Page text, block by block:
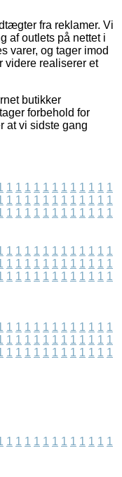
fra reklamer. Vi
af outlets på nettet i
varer, og tager imod
videre realiserer et
butikker
forbehold for
at vi sidste gang
1 1 1 1 1 1 1 1 1 1 1 1
1 1 1 1 1 1 1 1 1 1 1 1
1 1 1 1 1 1 1 1 1 1 1 1
1 1 1 1 1 1 1 1 1 1 1 1
1 1 1 1 1 1 1 1 1 1 1 1
1 1 1 1 1 1 1 1 1 1 1 1
1 1 1 1 1 1 1 1 1 1 1 1
1 1 1 1 1 1 1 1 1 1 1 1
1 1 1 1 1 1 1 1 1 1 1 1
1 1 1 1 1 1 1 1 1 1 1 1